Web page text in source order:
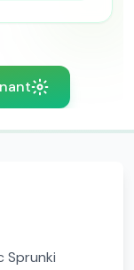
Sprunki